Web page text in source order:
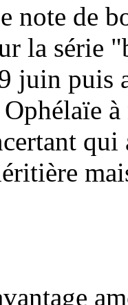
note de
la série
juin puis
à